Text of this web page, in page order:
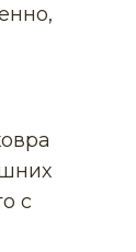
с